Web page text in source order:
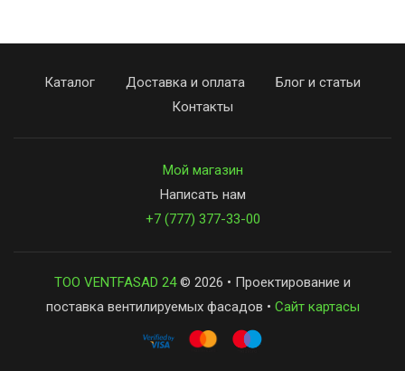
Каталог Доставка и оплата
Блог и статьи
Контакты
Мой магазин
Написать нам
+7 (777) 377-33-00
ТОО VENTFASAD 24© 2026 • Проектирование и
поставка вентилируемых фасадов • Сайт картасы